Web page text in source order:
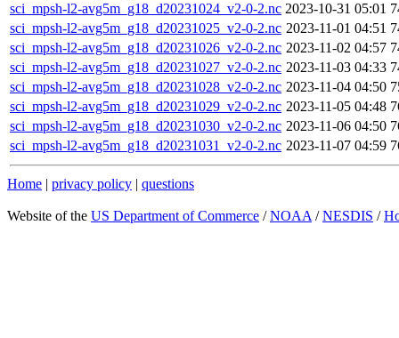
sci_mpsh-l2-avg5m_g18_d20231024_v2-0-2.nc 2023-10-31 05:01
sci_mpsh-l2-avg5m_g18_d20231025_v2-0-2.nc 2023-11-01 04:51
sci_mpsh-l2-avg5m_g18_d20231026_v2-0-2.nc 2023-11-02 04:57
sci_mpsh-l2-avg5m_g18_d20231027_v2-0-2.nc 2023-11-03 04:33
sci_mpsh-l2-avg5m_g18_d20231028_v2-0-2.nc 2023-11-04 04:50
sci_mpsh-l2-avg5m_g18_d20231029_v2-0-2.nc 2023-11-05 04:48
sci_mpsh-l2-avg5m_g18_d20231030_v2-0-2.nc 2023-11-06 04:50
sci_mpsh-l2-avg5m_g18_d20231031_v2-0-2.nc 2023-11-07 04:59
Home | privacy policy | questions
Website of the US Department of Commerce /NOAA /NESDIS /